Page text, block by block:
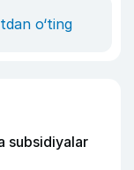
o‘ting
subsidiyalar